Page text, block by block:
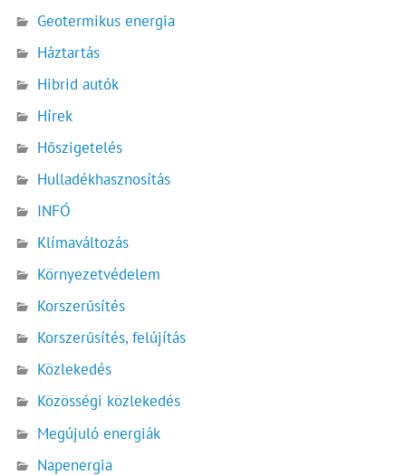
Geotermikus energia
Háztartás
Hibrid autók
Hírek
Hőszigetelés
Hulladékhasznosítás
INFÓ
Klímaváltozás
Környezetvédelem
Korszerűsítés
Korszerűsítés, felújítás
Közlekedés
Közösségi közlekedés
Megújuló energiák
Napenergia